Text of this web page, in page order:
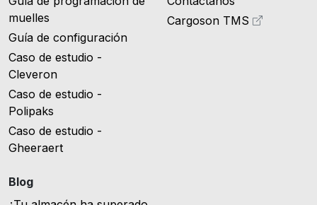
muelles
Guía de configuración
Caso de estudio -
Cleveron
Caso de estudio -
Polipaks
Caso de estudio -
Gheeraert
Blog
Cargoson TMS